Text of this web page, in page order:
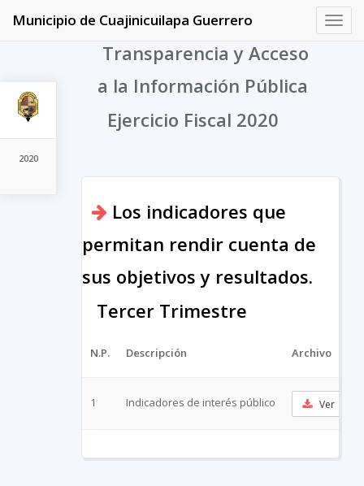
2020
Municipio de Cuajinicuilapa Guerrero
Transparencia y Acceso
a la Información Pública
Ejercicio Fiscal 2020
Los indicadores que
permitan rendir cuenta de
sus objetivos y resultados.
Tercer Trimestre
N.P. Descripción Archivo
1 Indicadores de interés público Ver